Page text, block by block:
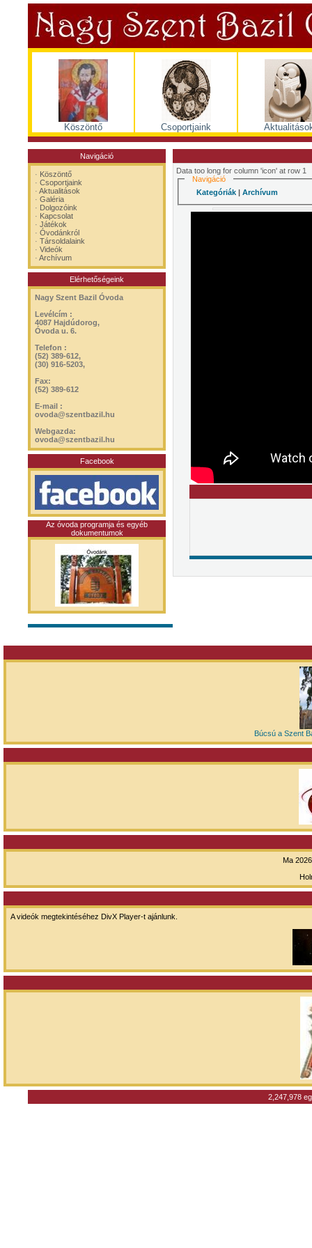
Köszöntő Csoportjaink
Navigáció
· Köszöntő
· Csoportjaink
· Aktualitások
· Galéria
· Dolgozóink
· Kapcsolat
· Játékok
· Óvodánkról
· Társoldalaink
· Videók
· Archívum
Elérhetőségeink
Nagy Szent Bazil Óvoda
Levélcím :
4087 Hajdúdorog,
Óvoda u. 6.
Telefon :
(52) 389-612,
(30) 916-5203,
Fax:
(52) 389-612
E-mail :
ovoda@szentbazil.hu
Webgazda:
ovoda@szentbazil.hu
Facebook
Az óvoda programja és egyéb
dokumentumok
Data too long for column 'icon' at row 1
Navigáció
Kategóriák | Archívum
Búcsú a Szent
Ma
A videók megtekintéséhez DivX Player-t ajánlunk.
2,247,978